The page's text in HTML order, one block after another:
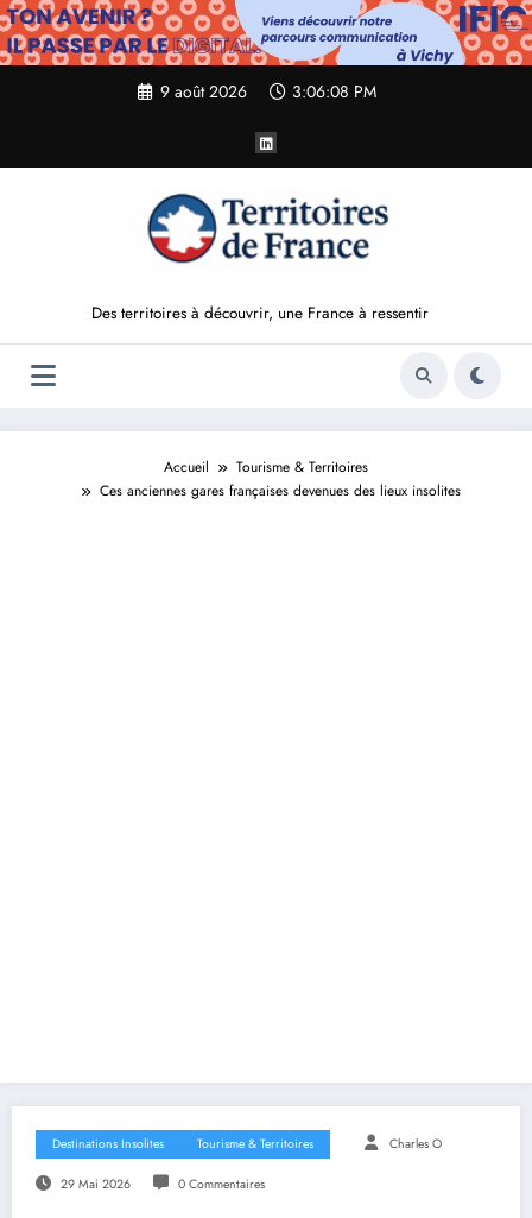
Aller
au
contenu
9 août 2026 3:06:09 PM
Des territoires à découvrir, une France à ressentir
Accueil
Tourisme & Territoires
Ces anciennes gares françaises devenues des lieux insolites
Destinations Insolites Tourisme & Territoires Charles O
29 Mai 2026 0 Commentaires